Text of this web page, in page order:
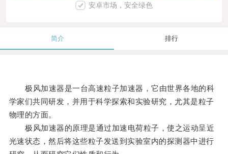
安卓市场，安全绿色
简介 排行
极风加速器是一台高速粒子加速器，它由世界各地的科
学家们共同研发，并用于科学探索和实验研究，尤其是粒子
物理的方面。
极风加速器的原理是通过加速电荷粒子，使之运动呈近
光速状态，然后将这些粒子发送到实验室内的探测器中进行